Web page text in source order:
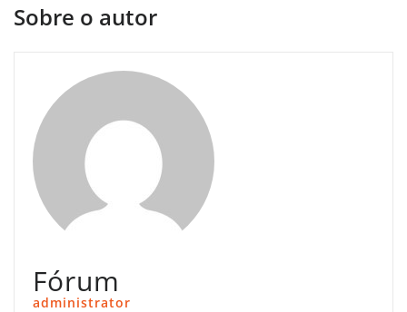
Sobre o autor
Fórum
administrator